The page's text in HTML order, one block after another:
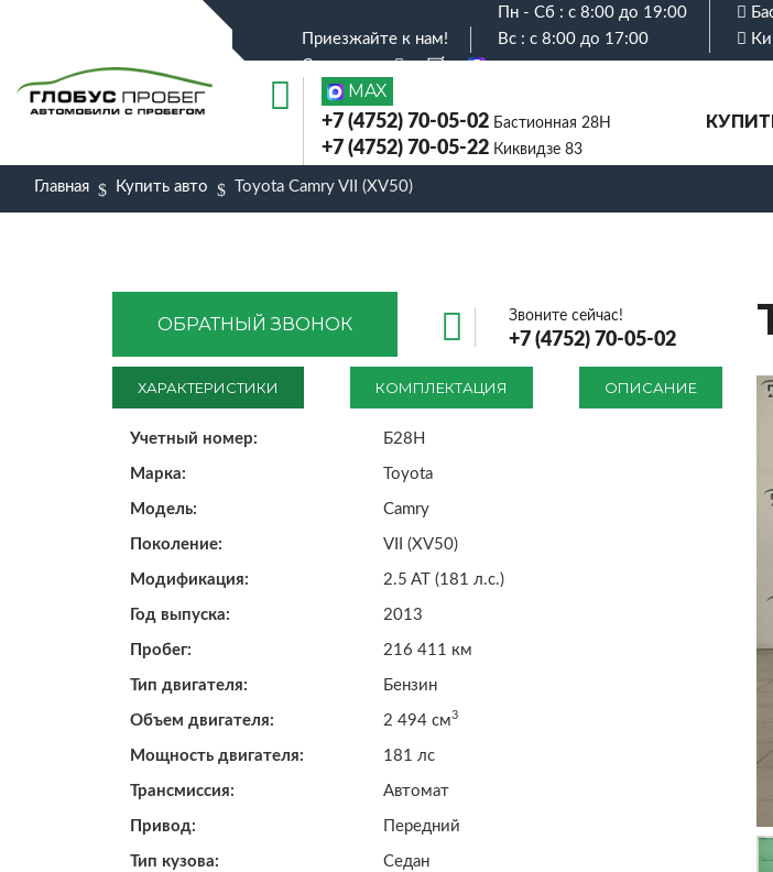
Приезжайте к нам!
Пн - Сб : с 8:00 до 19:00
Вс : с 8:00 до 17:00
Соц.сети :
MAX
+7 (4752) 70-05-02 Бастионная 28Н
+7 (4752) 70-05-22 Киквидзе 83
Главная Купить авто Toyota Camry VII (XV50)
ОБРАТНЫЙ ЗВОНОК Звоните сейчас!
+7 (4752) 70-05-02
ХАРАКТЕРИСТИКИ КОМПЛЕКТАЦИЯ ОПИСАНИЕ
Учетный номер: Б28Н
Марка: Toyota
Модель: Camry
Поколение: VII (XV50)
Модификация: 2.5 AT (181 л.с.)
Год выпуска: 2013
Пробег: 216 411 км
Тип двигателя: Бензин
Объем двигателя: 2 494 см3
Мощность двигателя: 181 лс
Трансмиссия: Автомат
Привод: Передний
Тип кузова: Седан